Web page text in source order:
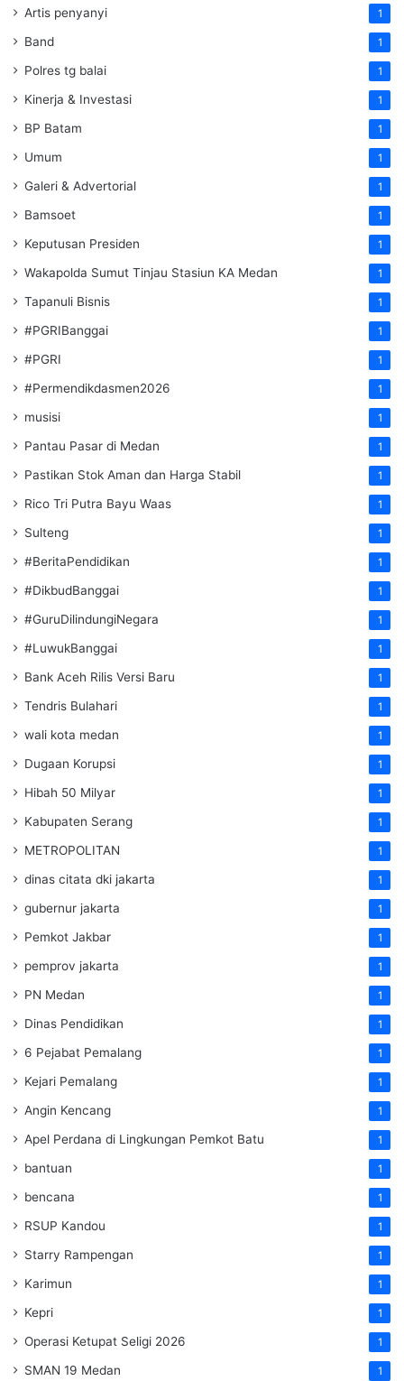
Artis penyanyi 1
Band 1
Polres tg balai 1
Kinerja & Investasi 1
BP Batam 1
Umum 1
Galeri & Advertorial 1
Bamsoet 1
Keputusan Presiden 1
Wakapolda Sumut Tinjau Stasiun KA Medan 1
Tapanuli Bisnis 1
#PGRIBanggai 1
#PGRI 1
#Permendikdasmen2026 1
musisi 1
Pantau Pasar di Medan 1
Pastikan Stok Aman dan Harga Stabil 1
Rico Tri Putra Bayu Waas 1
Sulteng 1
#BeritaPendidikan 1
#DikbudBanggai 1
#GuruDilindungiNegara 1
#LuwukBanggai 1
Bank Aceh Rilis Versi Baru 1
Tendris Bulahari 1
wali kota medan 1
Dugaan Korupsi 1
Hibah 50 Milyar 1
Kabupaten Serang 1
METROPOLITAN 1
dinas citata dki jakarta 1
gubernur jakarta 1
Pemkot Jakbar 1
pemprov jakarta 1
PN Medan 1
Dinas Pendidikan 1
6 Pejabat Pemalang 1
Kejari Pemalang 1
Angin Kencang 1
Apel Perdana di Lingkungan Pemkot Batu 1
bantuan 1
bencana 1
RSUP Kandou 1
Starry Rampengan 1
Karimun 1
Kepri 1
Operasi Ketupat Seligi 2026 1
SMAN 19 Medan 1